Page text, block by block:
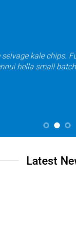
kale chips.
hella small
Latest